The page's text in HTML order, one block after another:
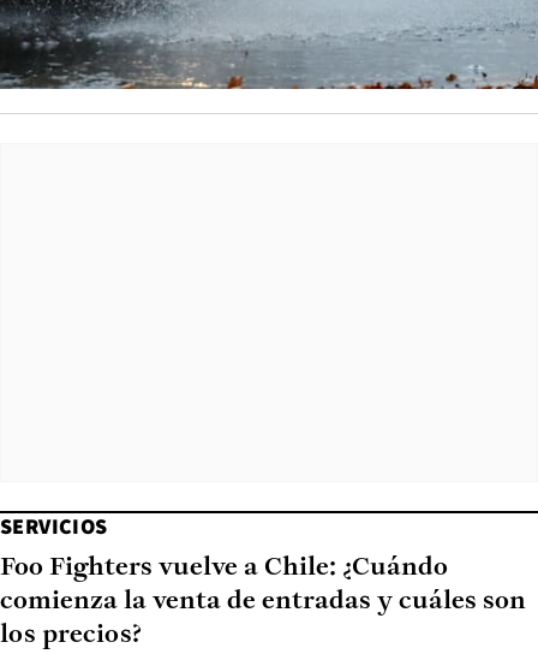
SERVICIOS
Foo Fighters vuelve a Chile: ¿Cuándo
comienza la venta de entradas y cuáles son
los precios?